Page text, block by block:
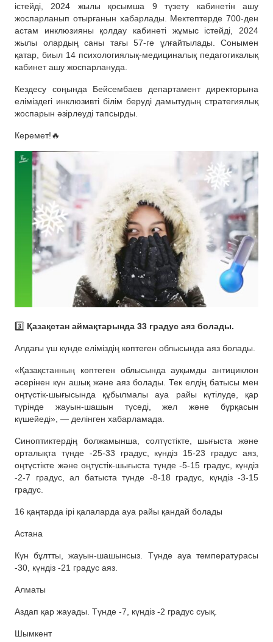
істейді, 2024 жылы қосымша 9 түзету кабинетін ашу
жоспарланып отырғанын хабарлады. Мектептерде 700-ден
астам инклюзияны қолдау кабинеті жұмыс істейді, 2024
жылы олардың саны тағы 57-ге ұлғайтылады. Сонымен
қатар, биыл 14 психологиялық-медициналық педагогикалық
кабинет ашу жоспарлануда.
Кездесу соңында Бейсембаев департамент директорына
еліміздегі инклюзивті білім беруді дамытудың стратегиялық
жоспарын әзірлеуді тапсырды.
Керемет!🔥
3️⃣ Қазақстан аймақтарында 33 градус аяз болады.
Алдағы үш күнде еліміздің көптеген облысында аяз болады.
«Қазақстанның көптеген облысында ауқымды антициклон
әсерінен күн ашық және аяз болады. Тек елдің батысы мен
оңтүстік-шығысында құбылмалы ауа райы күтілуде, қар
түрінде жауын-шашын түседі, жел және бұрқасын
күшейеді», — делінген хабарламада.
Синоптиктердің болжамынша, солтүстікте, шығыста және
орталықта түнде -25-33 градус, күндіз 15-23 градус аяз,
оңтүстікте және оңтүстік-шығыста түнде -5-15 градус, күндіз
-2-7 градус, ал батыста түнде -8-18 градус, күндіз -3-15
градус.
16 қаңтарда ірі қалаларда ауа райы қандай болады
Астана
Күн бұлтты, жауын-шашынсыз. Түнде ауа температурасы
-30, күндіз -21 градус аяз.
Алматы
Аздап қар жауады. Түнде -7, күндіз -2 градус суық.
Шымкент